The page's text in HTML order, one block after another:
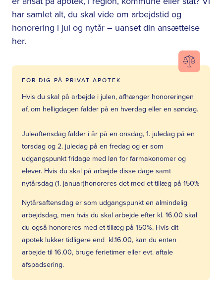
har samlet alt, du skal vide om arbejdstid og
honorering i jul og nytår – uanset din ansættelse
her.
FOR DIG PÅ PRIVAT APOTEK
Hvis du skal på arbejde i julen, afhænger honoreringen
af, om helligdagen falder på en hverdag eller en søndag.
Juleaftensdag falder i år på en onsdag, 1. juledag på en
torsdag og 2. juledag på en fredag og er som
udgangspunkt fridage med løn for farmakonomer og
elever. Hvis du skal på arbejde disse dage samt
nytårsdag (1. januar)honoreres det med et tillæg på 150%
Nytårsaftensdag er som udgangspunkt en almindelig
arbejdsdag, men hvis du skal arbejde efter kl. 16.00 skal
du også honoreres med et tillæg på 150%. Hvis dit
apotek lukker tidligere end kl.16.00, kan du enten
arbejde til 16.00, bruge ferietimer eller evt. aftale
afspadsering.